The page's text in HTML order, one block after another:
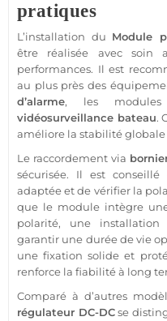
pratiques
L’installation du Module
être réalisée avec soin
performances. Il est
au plus près des
d’alarme, les
vidéosurveillance bateau.
améliore la stabilité
Le raccordement via
sécurisée. Il est conseillé
adaptée et de vérifier la
que le module intègre
polarité, une installation
garantir une durée de vie
une fixation solide et
renforce la fiabilité à long
Comparé à d’autres
régulateur DC-DCse